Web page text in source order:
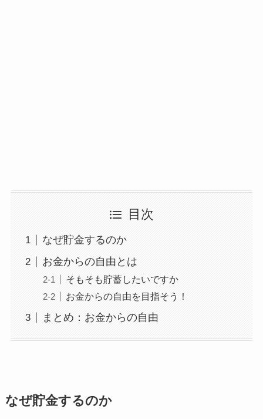
目次
なぜ貯金するのか
お金からの自由とは
そもそも貯蓄したいですか
お金からの自由を目指そう！
まとめ：お金からの自由
なぜ貯金するのか